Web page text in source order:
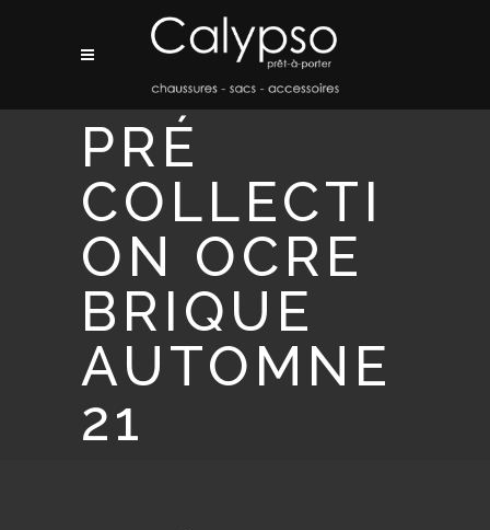
PRÉ
COLLECTI
ON OCRE
BRIQUE
AUTOMNE
21